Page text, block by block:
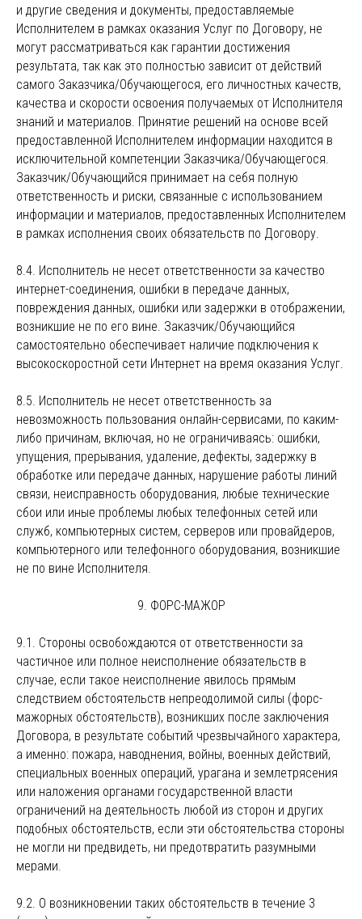
и другие сведения и документы, предоставляемые
Исполнителем в рамках оказания Услуг по Договору, не
могут рассматриваться как гарантии достижения
результата, так как это полностью зависит от действий
самого Заказчика/Обучающегося, его личностных качеств,
качества и скорости освоения получаемых от Исполнителя
знаний и материалов. Принятие решений на основе всей
предоставленной Исполнителем информации находится в
исключительной компетенции Заказчика/Обучающегося.
Заказчик/Обучающийся принимает на себя полную
ответственность и риски, связанные с использованием
информации и материалов, предоставленных Исполнителем
в рамках исполнения своих обязательств по Договору.
8.4. Исполнитель не несет ответственности за качество
интернет-соединения, ошибки в передаче данных,
повреждения данных, ошибки или задержки в отображении,
возникшие не по его вине. Заказчик/Обучающийся
самостоятельно обеспечивает наличие подключения к
высокоскоростной сети Интернет на время оказания Услуг.
8.5. Исполнитель не несет ответственность за
невозможность пользования онлайн-сервисами, по каким-
либо причинам, включая, но не ограничиваясь: ошибки,
упущения, прерывания, удаление, дефекты, задержку в
обработке или передаче данных, нарушение работы линий
связи, неисправность оборудования, любые технические
сбои или иные проблемы любых телефонных сетей или
служб, компьютерных систем, серверов или провайдеров,
компьютерного или телефонного оборудования, возникшие
не по вине Исполнителя.
9. ФОРС-МАЖОР
9.1. Стороны освобождаются от ответственности за
частичное или полное неисполнение обязательств в
случае, если такое неисполнение явилось прямым
следствием обстоятельств непреодолимой силы (форс-
мажорных обстоятельств), возникших после заключения
Договора, в результате событий чрезвычайного характера,
а именно: пожара, наводнения, войны, военных действий,
специальных военных операций, урагана и землетрясения
или наложения органами государственной власти
ограничений на деятельность любой из сторон и других
подобных обстоятельств, если эти обстоятельства стороны
не могли ни предвидеть, ни предотвратить разумными
мерами.
9.2. О возникновении таких обстоятельств в течение 3